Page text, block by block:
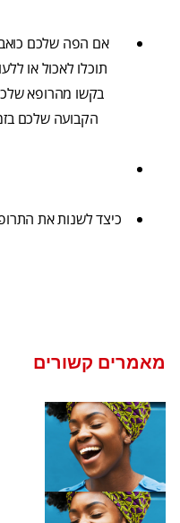
אם הפה שלכם כואב
תוכלו לאכול או
בקשו מהרופא
הקבועה שלכם
כיצד לשנות את
מאמרים קשורים